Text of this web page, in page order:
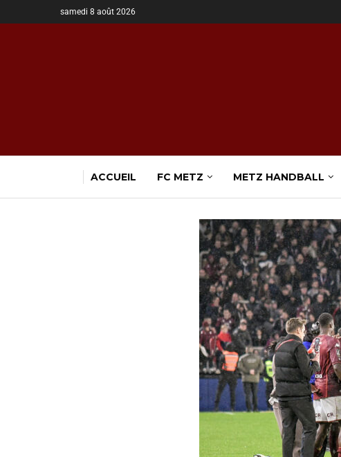
samedi 8 août 2026
ACCUEIL FC METZ METZ HANDBALL